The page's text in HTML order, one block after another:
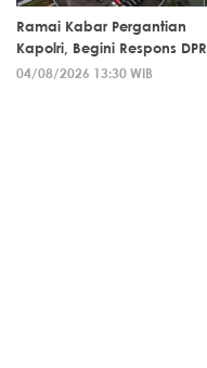
Ramai Kabar Pergantian
Kapolri, Begini Respons DPR
04/08/2026 13:30 WIB